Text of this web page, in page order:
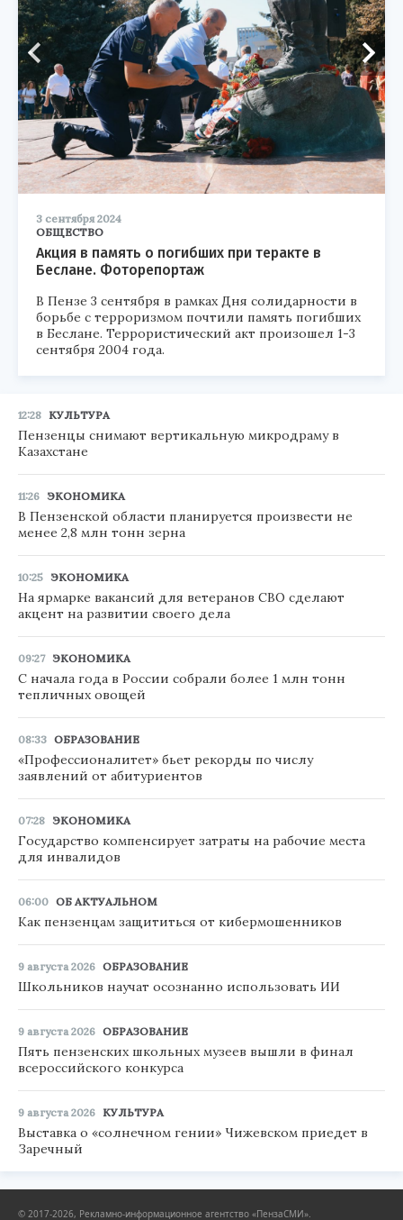
3 сентября 2024
ОБЩЕСТВО
Акция в память о погибших при теракте в
Беслане. Фоторепортаж
В Пензе 3 сентября в рамках Дня солидарности в
борьбе с терроризмом почтили память погибших
в Беслане. Террористический акт произошел 1-3
сентября 2004 года.
12:28 КУЛЬТУРА
Пензенцы снимают вертикальную микродраму в
Казахстане
11:26 ЭКОНОМИКА
В Пензенской области планируется произвести не
менее 2,8 млн тонн зерна
10:25 ЭКОНОМИКА
На ярмарке вакансий для ветеранов СВО сделают
акцент на развитии своего дела
09:27 ЭКОНОМИКА
С начала года в России собрали более 1 млн тонн
тепличных овощей
08:33 ОБРАЗОВАНИЕ
«Профессионалитет» бьет рекорды по числу
заявлений от абитуриентов
07:28 ЭКОНОМИКА
Государство компенсирует затраты на рабочие места
для инвалидов
06:00 ОБ АКТУАЛЬНОМ
Как пензенцам защититься от кибермошенников
9 августа 2026 ОБРАЗОВАНИЕ
Школьников научат осознанно использовать ИИ
9 августа 2026 ОБРАЗОВАНИЕ
Пять пензенских школьных музеев вышли в финал
всероссийского конкурса
9 августа 2026 КУЛЬТУРА
Выставка о «солнечном гении» Чижевском приедет в
Заречный
© 2017-2026, Рекламно-информационное агентство «ПензаСМИ».